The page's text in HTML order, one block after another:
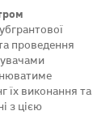
проведення
їх виконання та
з цією